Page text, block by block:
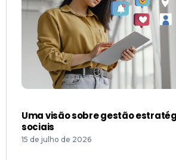
Uma visão sobre gestão
sociais
15 de julho de 2026